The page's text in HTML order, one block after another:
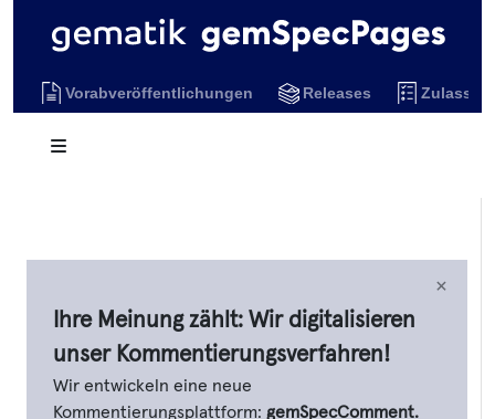
Vorabveröffentlichungen Releases
×
Ihre Meinung zählt: Wir digitalisieren
unser Kommentierungsverfahren!
Wir entwickeln eine neue
Kommentierungsplattform: gemSpecComment.